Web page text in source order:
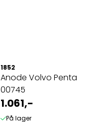
1852
Anode Volvo Penta
00745
1.061,-
På lager